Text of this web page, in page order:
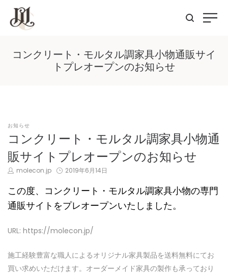
コンクリート・モルタル調家具小物通販サイ
トプレオープンのお知らせ
POSTED
IN
お知らせ
コンクリート・モルタル調家具小物通
販サイトプレオープンのお知らせ
by
molecon.jp
Posted
2019年6月14日
この度、コンクリート・モルタル調家具小物の専門
通販サイトをプレオープンいたしました。
URL: https://molecon.jp/
施工経験豊富な職人によるオリジナル家具製品を送料無料にてお
買い求めいただけます。オーダーメイド家具の製作も承っており